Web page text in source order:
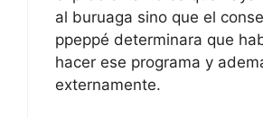
al buruaga sino que el
ppeppé determinara que
hacer ese programa y
externamente.